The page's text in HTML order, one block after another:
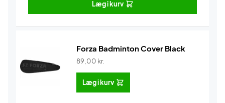
Læg i kurv
Forza Badminton Cover Black
89,00 kr.
Læg i kurv